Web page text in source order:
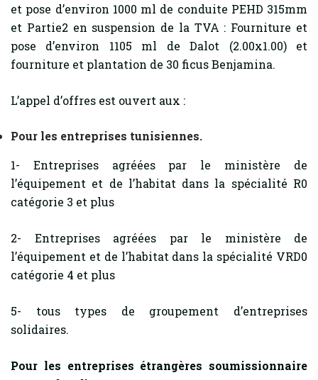
et pose d’environ 1000 ml de conduite PEHD 315mm
et Partie2 en suspension de la TVA : Fourniture et
pose d’environ 1105 ml de Dalot (2.00x1.00) et
fourniture et plantation de 30 ficus Benjamina.
L’appel d’offres est ouvert aux :
Pour les entreprises tunisiennes.
1- Entreprises agréées par le ministère de
l’équipement et de l’habitat dans la spécialité R0
catégorie 3 et plus
2- Entreprises agréées par le ministère de
l’équipement et de l’habitat dans la spécialité VRD0
catégorie 4 et plus
5- tous types de groupement d’entreprises
solidaires.
Pour les entreprises étrangères soumissionnaire